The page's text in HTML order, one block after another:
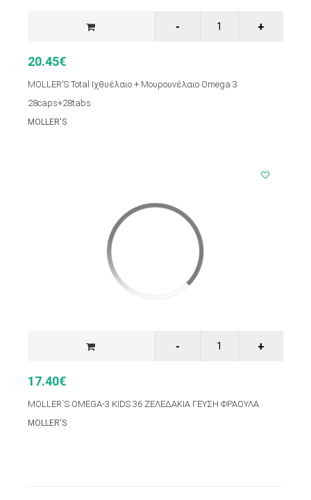
20.45€
MOLLER'S Total Ιχθυέλαιο + Μουρουνέλαιο Omega 3
28caps+28tabs
MOLLER'S
17.40€
MOLLER`S OMEGA-3 KIDS 36 ΖΕΛΕΔΑΚΙΑ ΓΕΥΣΗ ΦΡΑΟΥΛΑ
MOLLER'S